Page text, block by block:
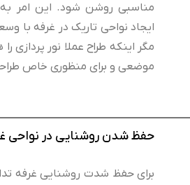
مناسبی روشن شود. این امر به
ایجاد نواحی تاریک در غرفه با
مگر اینکه طراح عملا نور پردازی
موضعی و برای منظوری خاص
حفظ شدن روشنایی در نواحی
برای حفظ شدت روشنایی غرفه